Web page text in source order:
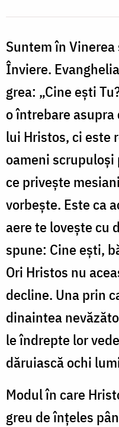
Suntem în
Înviere.
grea: „Cine ești
o întrebare
lui Hristos, ci este
oameni scrupuloși
ce privește
vorbește. Este ca
aere te lovește cu
spune: Cine ești,
Ori Hristos nu
decline. Una prin
dinaintea
le îndrepte lor
dăruiască ochi
Modul în care
greu de înțeles